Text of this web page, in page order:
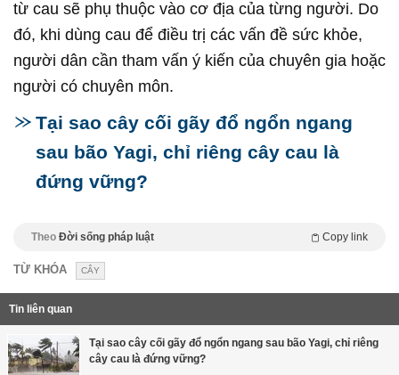
từ cau sẽ phụ thuộc vào cơ địa của từng người. Do
đó, khi dùng cau để điều trị các vấn đề sức khỏe,
người dân cần tham vấn ý kiến của chuyên gia hoặc
người có chuyên môn.
Tại sao cây cối gãy đổ ngổn ngang
sau bão Yagi, chỉ riêng cây cau là
đứng vững?
Theo Đời sống pháp luật Copy link
TỪ KHÓA CÂY
Tin liên quan
Tại sao cây cối gãy đổ ngổn ngang sau bão Yagi, chỉ riêng
cây cau là đứng vững?